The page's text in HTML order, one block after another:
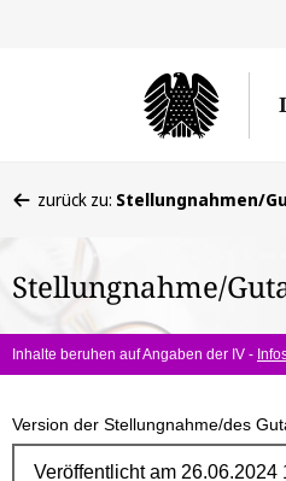
befinden
hier:
zurück zu: Stellungnahmen/
Stellungnahme/
Inhalte beruhen auf Angaben der IV -
Version der Stellungnahme/des